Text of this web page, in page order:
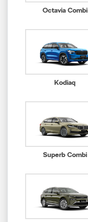
Octavia Combi
Kodiaq
Superb Combi